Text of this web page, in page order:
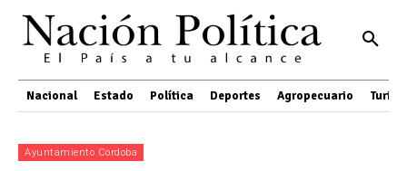
Nacional Estado Política Deportes Agropecuario
Ayuntamiento Cordoba